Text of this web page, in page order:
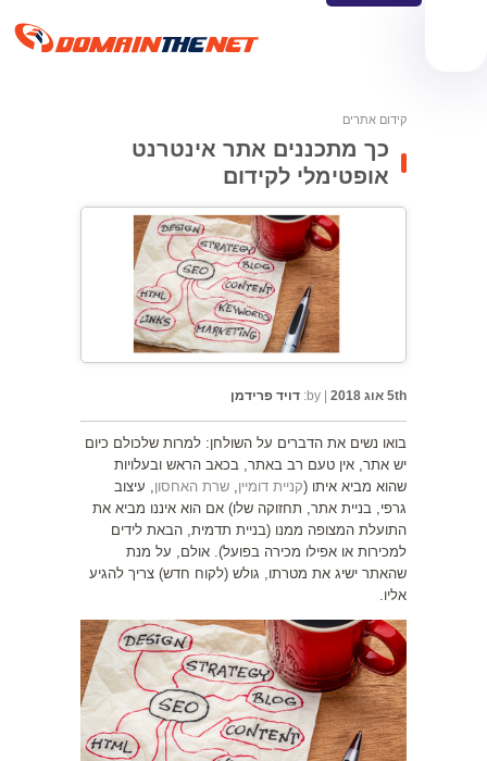
קידום אתרים
כך מתכננים אתר אינטרנט
אופטימלי לקידום
5th אוג 2018 |
by: דויד פרידמן
בואו נשים את הדברים על השולחן: למרות שלכולם כיום
יש אתר, אין טעם רב באתר, בכאב הראש ובעלויות
שהוא מביא איתו (קניית דומיין שרת האחסון , עיצוב
גרפי, בניית אתר, תחזוקה שלו) אם הוא איננו מביא את
התועלת המצופה ממנו (בניית תדמית, הבאת לידים
למכירות או אפילו מכירה בפועל). אולם, על מנת
שהאתר ישיג את מטרתו, גולש (לקוח חדש) צריך להגיע
אליו.